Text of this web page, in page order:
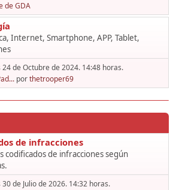
de GDA
Internet, Smartphone, APP, Tablet,
24 de Octubre de 2024. 14:48 horas.
porthetrooper69
de infracciones
codificados de infracciones según
30 de Julio de 2026. 14:32 horas.